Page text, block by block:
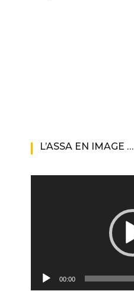
L’ASSA EN IMAGE …
00:00